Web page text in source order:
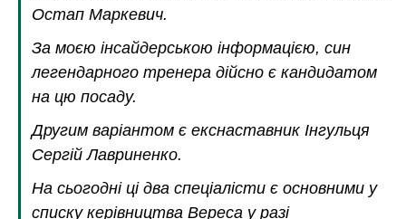
Остап Маркевич.
За моєю інсайдерською інформацією, син
легендарного тренера дійсно є кандидатом
на цю посаду.
Другим варіантом є екснаставник Інгульця
Сергій Лавриненко.
На сьогодні ці два спеціалісти є основними у
списку керівництва Вереса у разі